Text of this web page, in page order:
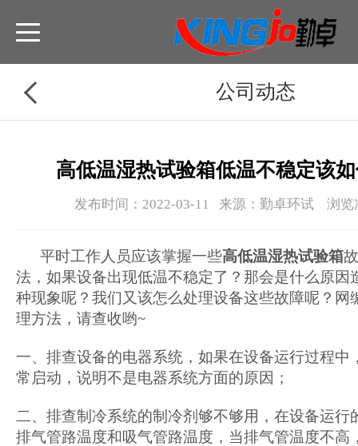
公司动态
高低温湿热试验箱低温不稳定该
发布时间：2022-03-11 来源：勤卓环试 浏览
平时工作人员应该掌握一些高低温湿热试验箱
法，如果设备出现低温不稳定了？那会是什么原因
种现象呢？我们又该怎么处理设备这些故障呢？网
理方法，请查收哟~
一、排查设备的电器系统，如果在设备运行过程中
常启动，说明不是电器系统方面的原因；
二、排查制冷系统的制冷剂够不够用，在设备运行
排气管路温度和吸气管路温度，当排气管温度不高